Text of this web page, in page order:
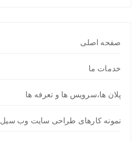
صفحه اصلی
خدمات ما
پلان ها،سرویس ها و تعرفه ها
نمونه کارهای طراحی سایت وب سیل